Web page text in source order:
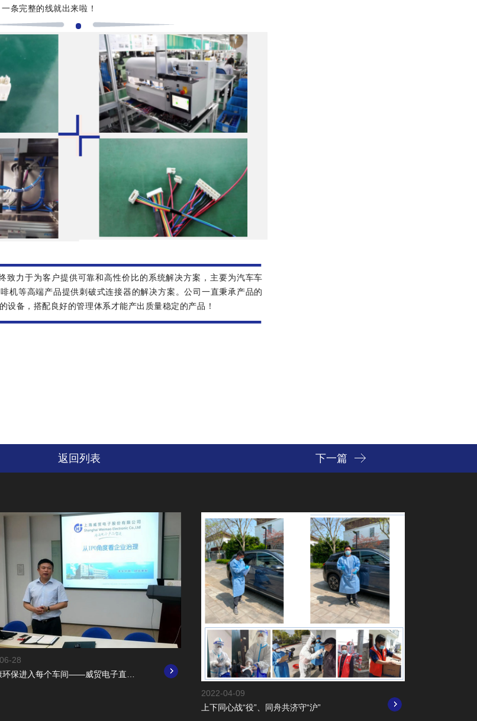
条完整的线就出来啦！
力于为客户提供可靠和高性价比的系统解决方案，主要为汽车车
机等高端产品提供刺破式连接器的解决方案。公司一直秉承产品的
设备，搭配良好的管理体系才能产出质量稳定的产品！
返回列表 下一篇
28
让健康环保进入每个车间——威贸电子直饮水改造工程启动
2022-04-09
上下同心战“役”、同舟共济守“沪”